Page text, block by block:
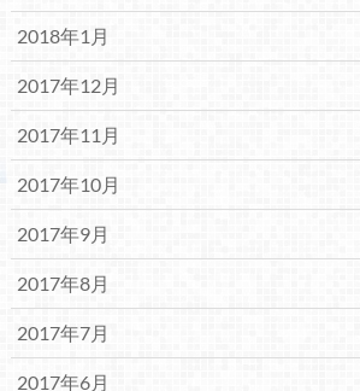
2018年1月
2017年12月
2017年11月
2017年10月
2017年9月
2017年8月
2017年7月
2017年6月